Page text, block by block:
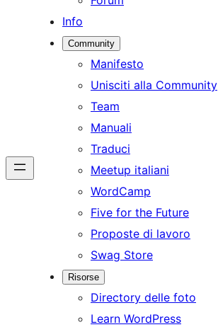
Info
Community
Manifesto
Unisciti alla Community
Team
Manuali
Traduci
Meetup italiani
WordCamp
Five for the Future
Proposte di lavoro
Swag Store
Risorse
Directory delle foto
Learn WordPress